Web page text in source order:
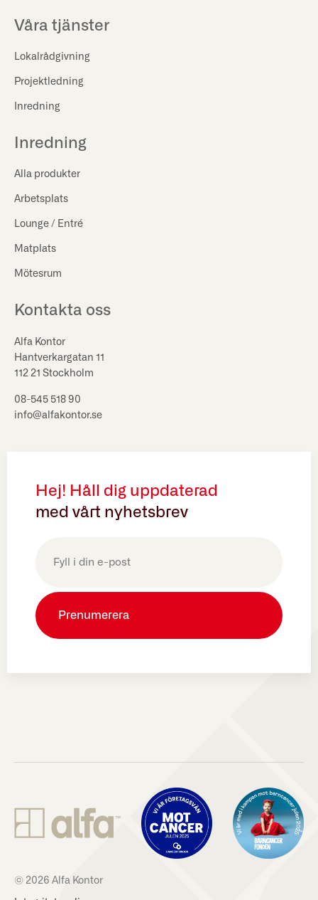
Våra tjänster
Lokalrådgivning
Projektledning
Inredning
Inredning
Alla produkter
Arbetsplats
Lounge / Entré
Matplats
Mötesrum
Kontakta oss
Alfa Kontor
Hantverkargatan 11
112 21 Stockholm
08-545 518 90
info@alfakontor.se
Hej! Håll dig uppdaterad
med vårt nyhetsbrev
(Obligatoriskt)
© 2026 Alfa Kontor